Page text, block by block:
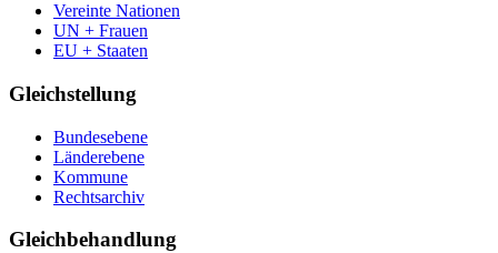
Vereinte Nationen
UN + Frauen
EU + Staaten
Gleichstellung
Bundesebene
Länderebene
Kommune
Rechtsarchiv
Gleichbehandlung